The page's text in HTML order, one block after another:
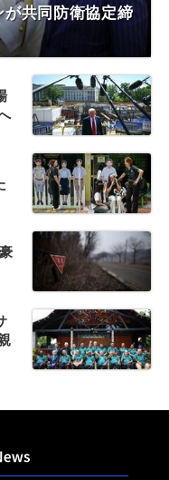
共同防衛協定締